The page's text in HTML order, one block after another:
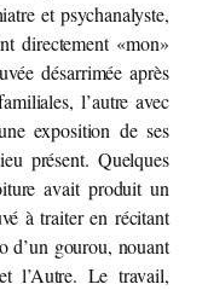
et psychanalyste,
directement «mon»
désarrimée après
l’autre avec
exposition de ses
présent. Quelques
avait produit un
à traiter en récitant
d’un gourou, nouant
l’Autre. Le travail,